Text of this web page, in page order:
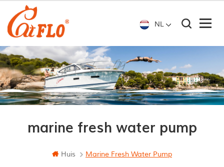
NL
marine fresh water pump
Huis Marine Fresh Water Pump